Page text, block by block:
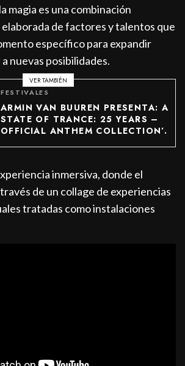
magia es una combinación
de factores y talentos que
específico para expandir
nuevas posibilidades.
VER TAMBIÉN
FESTIVALES
ARMIN VAN BUUREN PRESENTA: A
STATE OF TRANCE: 25 YEARS –
OFFICIAL ANTHEM COLLECTION’.
inmersiva, donde el
de un collage de experiencias
tratadas como instalaciones